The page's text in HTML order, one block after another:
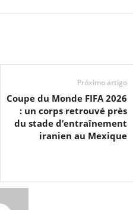
Próximo artigo
Coupe du Monde FIFA 2026
: un corps retrouvé près
du stade d’entraînement
iranien au Mexique